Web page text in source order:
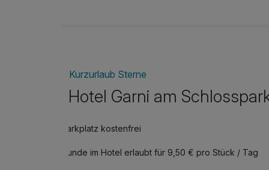
Kurzurlaub Sterne
Hotel Garni am
Parkplatz kostenfrei
Hunde im Hotel erlaubt für 9,50 € pro Stück / Tag